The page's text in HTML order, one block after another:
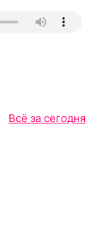
Всё за сегодня